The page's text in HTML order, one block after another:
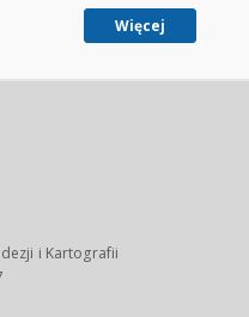
Więcej
i Kartografii